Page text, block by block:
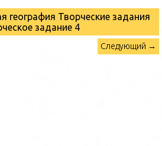
география Творческие задания
задание 4
Следующий →